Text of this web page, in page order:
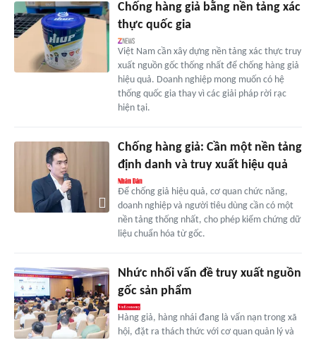
Chống hàng giả bằng nền tảng xác
thực quốc gia
Việt Nam cần xây dựng nền tảng xác thực truy
xuất nguồn gốc thống nhất để chống hàng giả
hiệu quả. Doanh nghiệp mong muốn có hệ
thống quốc gia thay vì các giải pháp rời rạc
hiện tại.
Chống hàng giả: Cần một nền tảng
định danh và truy xuất hiệu quả
Để chống giả hiệu quả, cơ quan chức năng,
doanh nghiệp và người tiêu dùng cần có một
nền tảng thống nhất, cho phép kiểm chứng dữ
liệu chuẩn hóa từ gốc.
Nhức nhối vấn đề truy xuất nguồn
gốc sản phẩm
Hàng giả, hàng nhái đang là vấn nạn trong xã
hội, đặt ra thách thức với cơ quan quản lý và